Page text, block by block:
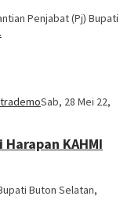
Penjabat (Pj) Bupati
Sab, 28 Mei 22,
KAHMI
Buton Selatan,